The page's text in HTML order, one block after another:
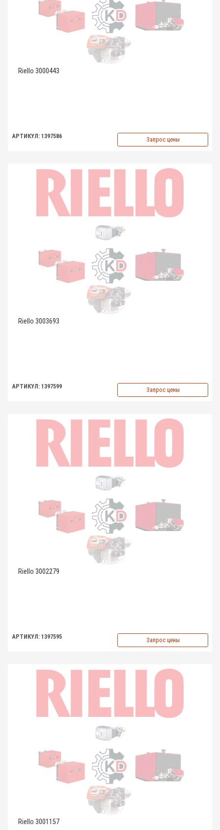
Riello 3000443
АРТИКУЛ: 1397586 Запрос цены
Riello 3003693
АРТИКУЛ: 1397599 Запрос цены
Riello 3002279
АРТИКУЛ: 1397595 Запрос цены
Riello 3001157